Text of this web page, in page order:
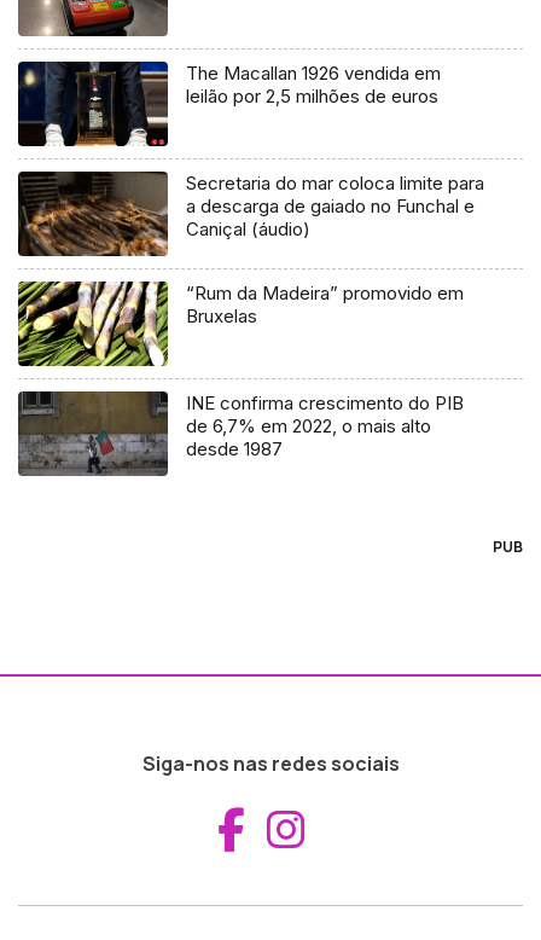
The Macallan 1926 vendida em
leilão por 2,5 milhões de euros
Secretaria do mar coloca limite para
a descarga de gaiado no Funchal e
Caniçal (áudio)
“Rum da Madeira” promovido em
Bruxelas
INE confirma crescimento do PIB
de 6,7% em 2022, o mais alto
desde 1987
PUB
Siga-nos nas redes sociais
Aceder ao